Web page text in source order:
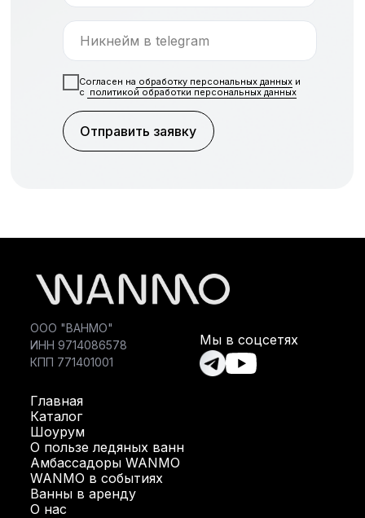
Согласен на обработку персональных данныхи
c политикой обработки персональных данных
Отправить заявку
Мы в соцсетях
Главная
Каталог
Шоурум
О пользе ледяных ванн
Амбассадоры WANMO
WANMO в событиях
Ванны в аренду
О нас
ООО "ВАНМО"
ИНН 9714086578
КПП 771401001